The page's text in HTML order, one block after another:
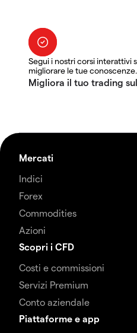
Segui i nostri corsi interattivi
migliorare le tue conoscenze.
Mercati
Indici
Forex
Commodities
Azioni
Scopri i CFD
Costi e commissioni
Servizi Premium
Conto aziendale
Piattaforme e app